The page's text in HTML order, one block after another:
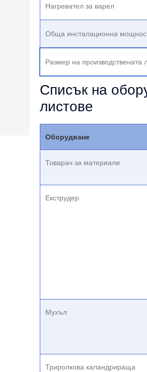
Нагревател за варел
Обща инсталационна
Размер на производствената
Списък на
листове
Оборудване
Товарач за материали
Екструдер
Мухъл
Триролкова каландрираща